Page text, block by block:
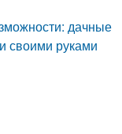
дачные
своими руками